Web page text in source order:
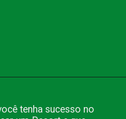
tenha sucesso no